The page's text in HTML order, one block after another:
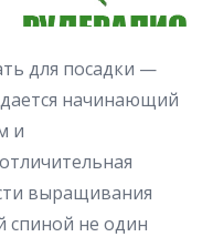
для посадки —
начинающий
и
выращивания
спиной не один